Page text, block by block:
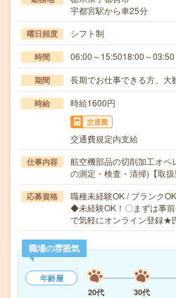
宇都宮駅から車25分
曜日頻度 シフト制
時間 06:00～15:5018:00～03:50
期間 長期でお仕事できる方、大
時給 時給1600円
交通費
交通費規定内支給
仕事内容
航空機部品の切削加工オペ
の測定・検査・清掃)【取
応募資格
職種未経験OK / ブランク
◆未経験OK！〇まずは事
で気軽にオンライン登録★
職場の雰囲気
年齢層
20代
30代